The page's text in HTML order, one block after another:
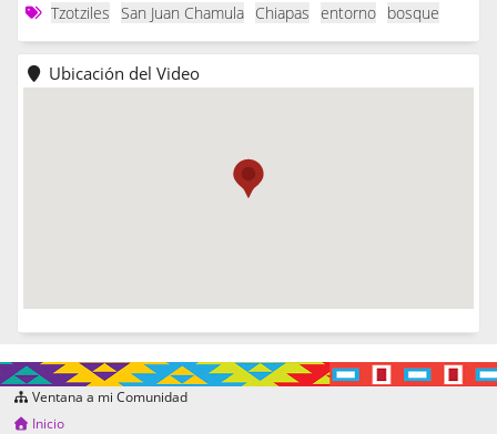
Tzotziles
San Juan Chamula Chiapas entorno bosque
Ubicación del Video
Ventana a mi Comunidad
Inicio